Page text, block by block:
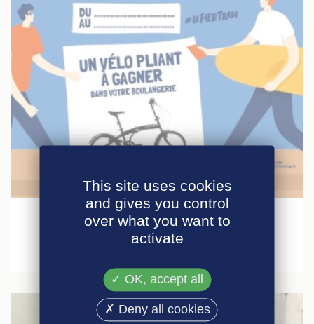
Le jeu de la rentrée : rendez-vous en
boulangerie !
21 juillet 2020
This site uses cookies
and gives you control
over what you want to
activate
OK, accept all
Deny all cookies